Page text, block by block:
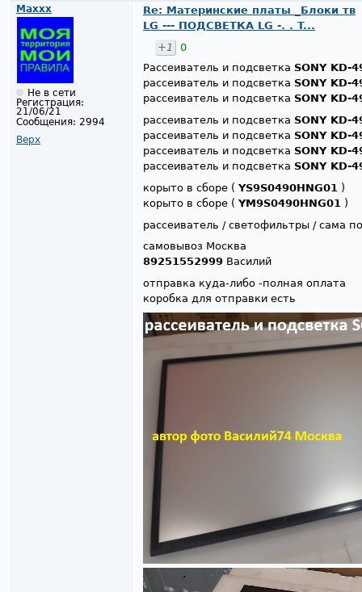
Maxxx
Не в сети
Регистрация:
21/06/21
Сообщения: 2994
Верх
Re: Материнские платы _Блоки тв
LG --- ПОДСВЕТКА LG -. . T...
+1
0
Рассеиватель и подсветка SONY KD-
рассеиватель и подсветка SONY KD-
рассеиватель и подсветка SONY KD-
рассеиватель и подсветка SONY KD-
рассеиватель и подсветка SONY KD-
рассеиватель и подсветка SONY KD-
рассеиватель и подсветка SONY KD-
корыто в сборе ( YS9S0490HNG01 )
корыто в сборе ( YM9S0490HNG01 )
рассеиватель / светофильтры / сама
самовывоз Москва
89251552999 Василий
отправка куда-либо -полная оплата
коробка для отправки есть